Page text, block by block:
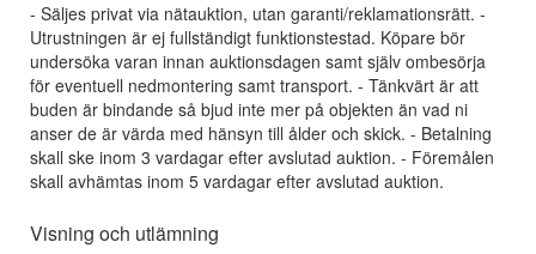
- Säljes privat via nätauktion, utan garanti/reklamationsrätt. -
Utrustningen är ej fullständigt funktionstestad. Köpare bör
undersöka varan innan auktionsdagen samt själv ombesörja
för eventuell nedmontering samt transport. - Tänkvärt är att
buden är bindande så bjud inte mer på objekten än vad ni
anser de är värda med hänsyn till ålder och skick. - Betalning
skall ske inom 3 vardagar efter avslutad auktion. - Föremålen
skall avhämtas inom 5 vardagar efter avslutad auktion.
Visning och utlämning